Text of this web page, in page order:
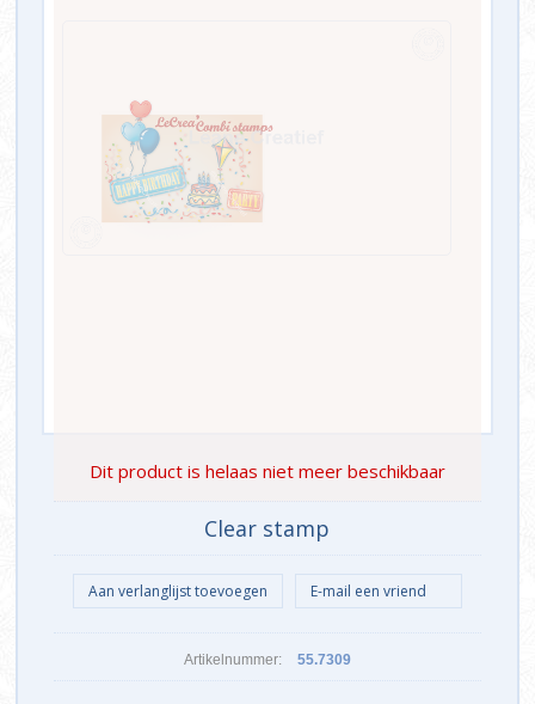
Dit product is helaas niet meer beschikbaar
Clear stamp
Artikelnummer: 55.7309